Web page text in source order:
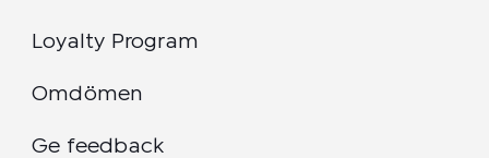
Loyalty Program
Omdömen
Ge feedback